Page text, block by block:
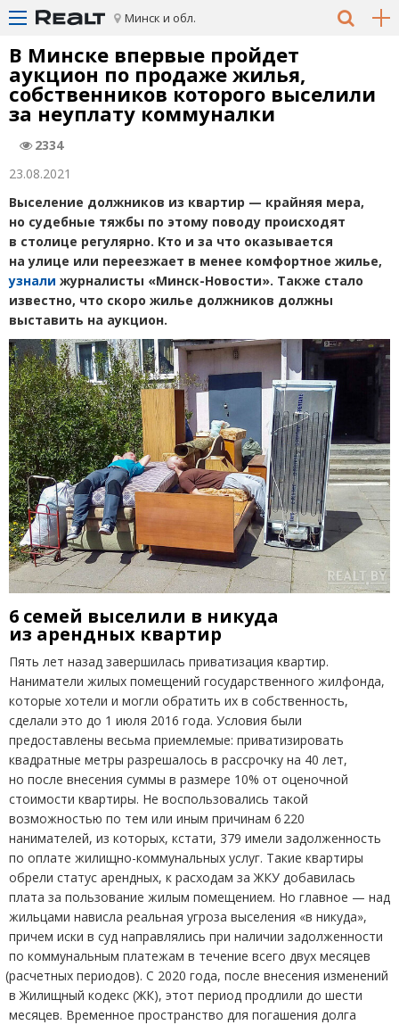
Минск и обл.
В Минске впервые пройдет
аукцион по продаже жилья,
собственников которого выселили
за неуплату коммуналки
2334
23.08.2021
Выселение должников из квартир — крайняя мера,
но судебные тяжбы по этому поводу происходят
в столице регулярно. Кто и за что оказывается
на улице или переезжает в менее комфортное жилье,
узнали журналисты «Минск-Новости». Также стало
известно, что скоро жилье должников должны
выставить на аукцион.
6 семей выселили в никуда
из арендных квартир
Пять лет назад завершилась приватизация квартир.
Наниматели жилых помещений государственного жилфонда,
которые хотели и могли обратить их в собственность,
сделали это до 1 июля 2016 года. Условия были
предоставлены весьма приемлемые: приватизировать
квадратные метры разрешалось в рассрочку на 40 лет,
но после внесения суммы в размере 10% от оценочной
стоимости квартиры. Не воспользовались такой
возможностью по тем или иным причинам 6 220
нанимателей, из которых, кстати, 379 имели задолженность
по оплате жилищно-коммунальных услуг. Такие квартиры
обрели статус арендных, к расходам за ЖКУ добавилась
плата за пользование жилым помещением. Но главное — над
жильцами нависла реальная угроза выселения «в никуда»,
причем иски в суд направлялись при наличии задолженности
по коммунальным платежам в течение всего двух месяцев
(расчетных периодов). С 2020 года, после внесения изменений
в Жилищный кодекс (ЖК), этот период продлили до шести
месяцев. Временное пространство для погашения долга